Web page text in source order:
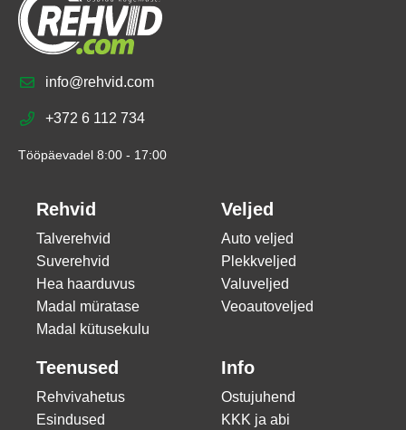
info@rehvid.com
+372 6 112 734
Tööpäevadel 8:00 - 17:00
Rehvid
Talverehvid
Suverehvid
Hea haarduvus
Madal müratase
Madal kütusekulu
Veljed
Auto veljed
Plekkveljed
Valuveljed
Veoautoveljed
Teenused
Rehvivahetus
Esindused
Info
Ostujuhend
KKK ja abi